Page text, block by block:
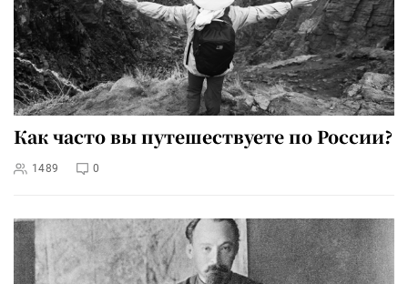
Как часто вы путешествуете по России?
1489 0